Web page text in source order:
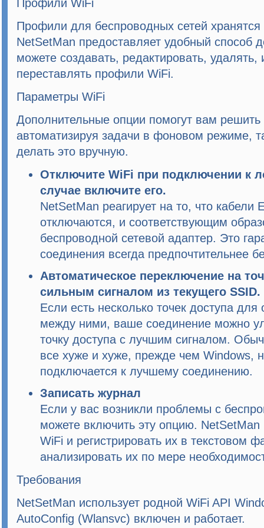
Профили WiFi
Профили для беспроводных сетей
NetSetMan предоставляет удобный способ
можете создавать, редактировать, удалять,
переставлять профили WiFi.
Параметры WiFi
Дополнительные опции помогут вам
автоматизируя задачи в фоновом режиме,
делать это вручную.
Отключите WiFi при подключении к
случае включите его.
NetSetMan реагирует на то, что
отключаются, и соответствующим
беспроводной сетевой адаптер. Это
соединения всегда предпочтительнее
Автоматическое переключение на
сильным сигналом из текущего SSID.
Если есть несколько точек доступа
между ними, ваше соединение можно
точку доступа с лучшим сигналом.
все хуже и хуже, прежде чем Windows,
подключается к лучшему соединению.
Записать журнал
Если у вас возникли проблемы с
можете включить эту опцию. NetSetMan
WiFi и регистрировать их в текстовом
анализировать их по мере
Требования
NetSetMan использует родной WiFi API
AutoConfig (Wlansvc) включен и работает.